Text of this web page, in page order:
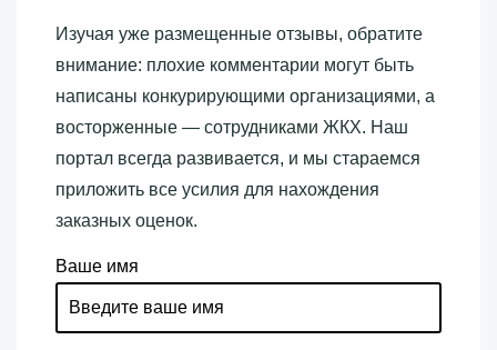
Изучая уже размещенные отзывы, обратите
внимание: плохие комментарии могут быть
написаны конкурирующими организациями, а
восторженные — сотрудниками ЖКХ. Наш
портал всегда развивается, и мы стараемся
приложить все усилия для нахождения
заказных оценок.
Ваше имя